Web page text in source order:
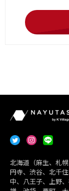
北海道（麻生、札
円寺、渋谷、北千
中、八王子、上野